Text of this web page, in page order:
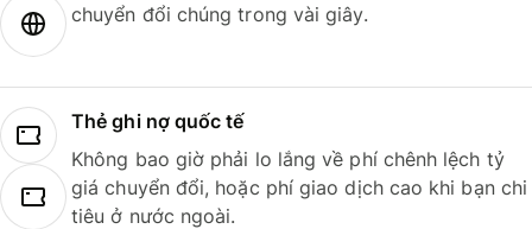
chuyển đổi chúng trong vài giây.
Thẻ ghi nợ quốc tế
Không bao giờ phải lo lắng về phí chênh lệch tỷ
giá chuyển đổi, hoặc phí giao dịch cao khi bạn chi
tiêu ở nước ngoài.